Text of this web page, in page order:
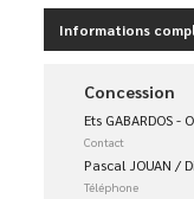
Informations
Concession
Ets GABARDOS -
Contact
Pascal JOUAN /
Téléphone